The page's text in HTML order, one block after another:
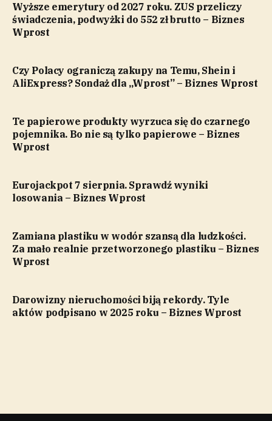
Wyższe emerytury od 2027 roku. ZUS przeliczy
świadczenia, podwyżki do 552 zł brutto – Biznes
Wprost
Czy Polacy ograniczą zakupy na Temu, Shein i
AliExpress? Sondaż dla „Wprost” – Biznes Wprost
Te papierowe produkty wyrzuca się do czarnego
pojemnika. Bo nie są tylko papierowe – Biznes
Wprost
Eurojackpot 7 sierpnia. Sprawdź wyniki
losowania – Biznes Wprost
Zamiana plastiku w wodór szansą dla ludzkości.
Za mało realnie przetworzonego plastiku – Biznes
Wprost
Darowizny nieruchomości biją rekordy. Tyle
aktów podpisano w 2025 roku – Biznes Wprost